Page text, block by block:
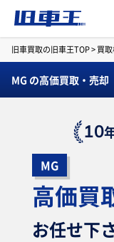
旧車買取の旧車王TOP>買
MG の高価買取・売却
10
MG
高価買
お任せ下